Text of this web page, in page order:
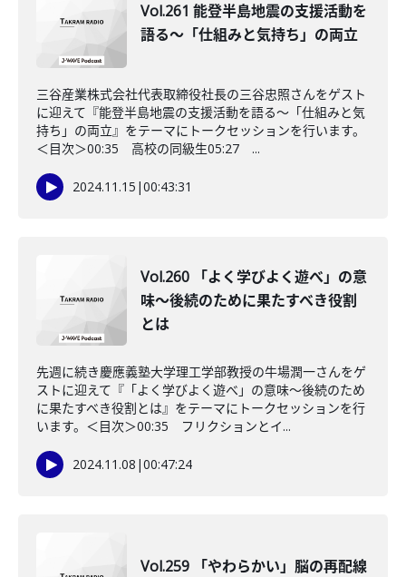
Vol.261 能登半島地震の支援活動を
語る～「仕組みと気持ち」の両立
三谷産業株式会社代表取締役社長の三谷忠照さんをゲスト
に迎えて『能登半島地震の支援活動を語る～「仕組みと気
持ち」の両立』をテーマにトークセッションを行います。
＜目次＞00:35 高校の同級生05:27 ...
2024.11.15 |00:43:31
Vol.260 「よく学びよく遊べ」の意
味〜後続のために果たすべき役割
とは
先週に続き慶應義塾大学理工学部教授の牛場潤一さんをゲ
ストに迎えて『「よく学びよく遊べ」の意味〜後続のため
に果たすべき役割とは』をテーマにトークセッションを行
います。＜目次＞00:35 フリクションとイ...
2024.11.08 |00:47:24
Vol.259 「やわらかい」脳の再配線